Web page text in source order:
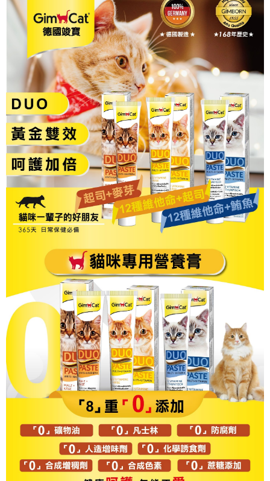
【「AFTEE先享後付」結帳流程】
１．於結帳方式選擇「AFTEE先享後付」後，將跳轉至「AFTEE先享後付」
結帳頁面，進行簡訊認證並確認金額後，即可完成結帳。
２．訂單成立數日內，您將收到繳費通知簡訊。
３．收到繳費通知簡訊後14天內，點擊此簡訊中的連結，可透過四大超商／
ATM／網路銀行／等多元方式進行付款，方視為交易完成。
※ 請注意：結帳手續完成當下不需立刻繳費，但若您需要取消訂單，請聯絡
購買商品的店家。未經商家同意取消之訂單仍視為有效，需透過AFTEE先享
後付繳納相關費用。
※ 交易是否成功請以「AFTEE先享後付 」之結帳頁面顯示為準，若有關於
是否繳費成功／繳費後需取消欲退款等相關疑問，請聯繫「AFTEE先享後付
客戶支援中心」https://netprotections.freshdesk.com/support/home
【注意事項】
１．透過由恩沛科技股份有限公司提供之「AFTEE先享後付」服務完成之交
易，需依本服務之必要範圍內提供個人資料，並將交易相關給付款項請求債
權轉讓予恩沛科技股份有限公司。
２．關於個人資料處理事宜，請瀏覽以下網址：
https://aftee.tw/terms/#terms3
３．未成年的使用者請事先徵得法定代理人或監護人之同意方可使用
「AFTEE先享後付」，若未經同意申辦者引起之損失，本公司不負相關責
４．使用「AFTEE先享後付」時，將依據個別帳號之用戶狀況，依本公司即
時審查核予不同之上限額度；若仍有額度不足之情形，本公司將視審查結果
請求用戶進行身份認證。
５．嚴禁一人註冊多個帳號或使用他人資訊註冊。若發現惡意使用之情形，
恩沛科技股份有限公司將有權停止該用戶之使用額度並採取法律行動。
每筆NT$60，滿NT$999(含以上)免運費
付款後全家取貨_限重5KG
每筆NT$60，滿NT$999(含以上)免運費
萊爾富取貨付款_限重10KG
每筆NT$60，滿NT$999(含以上)免運費
付款後萊爾富取貨_限重10KG
每筆NT$60，滿NT$999(含以上)免運費
7-11取貨付款_限重10KG
每筆NT$60，滿NT$999(含以上)免運費
付款後7-11取貨_限重10KG
每筆NT$60，滿NT$999(含以上)免運費
宅配
中壢限定｜毛速配 14:00前下單當日到！🐶
每筆NT$120，滿NT$999(含以上)免運費